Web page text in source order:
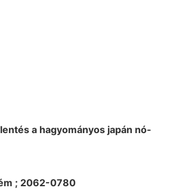
a hagyományos japán nó-
; 2062-0780